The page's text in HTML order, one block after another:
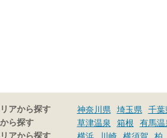
アから探す 神奈川県 埼玉県 千葉
ら探す 草津温泉 箱根 有馬温
アから探す 横浜 川崎 横須賀 柏